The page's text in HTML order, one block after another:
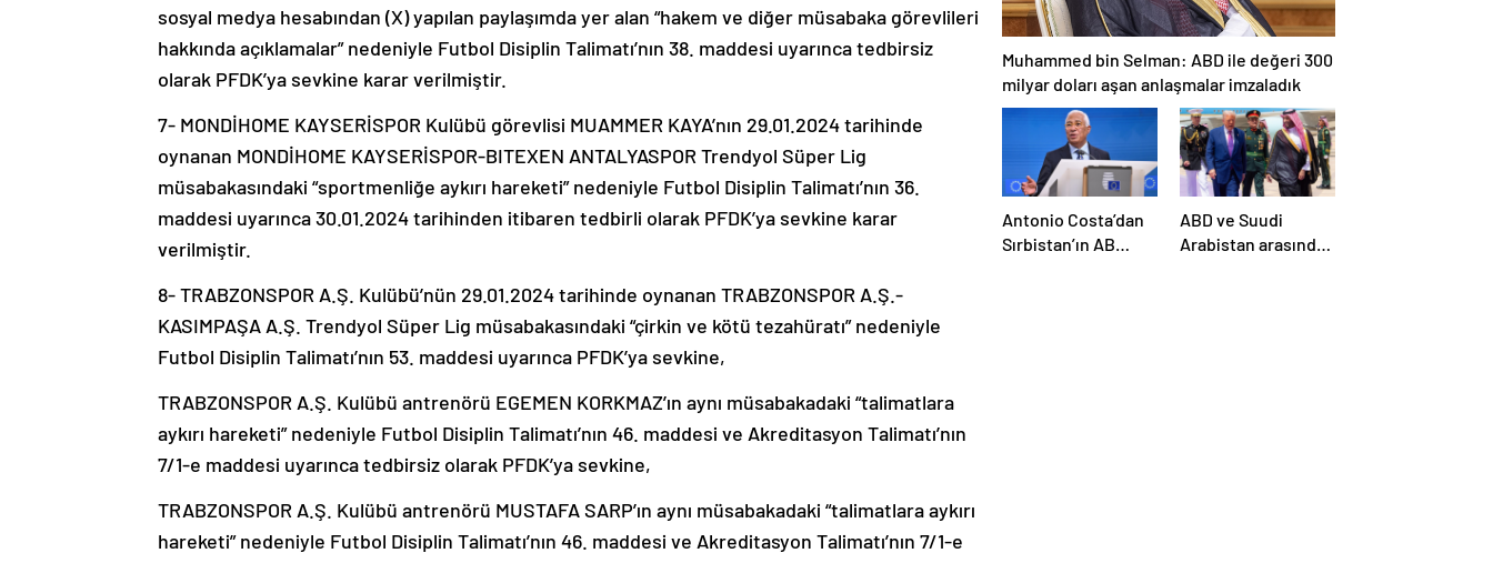
sosyal medya hesabından (X) yapılan paylaşımda yer alan “hakem ve diğer müsabaka görevlileri
hakkında açıklamalar” nedeniyle Futbol Disiplin Talimatı’nın 38. maddesi uyarınca tedbirsiz
olarak PFDK’ya sevkine karar verilmiştir.
7- MONDİHOME KAYSERİSPOR Kulübü görevlisi MUAMMER KAYA’nın 29.01.2024 tarihinde
oynanan MONDİHOME KAYSERİSPOR-BITEXEN ANTALYASPOR Trendyol Süper Lig
müsabakasındaki “sportmenliğe aykırı hareketi” nedeniyle Futbol Disiplin Talimatı’nın 36.
maddesi uyarınca 30.01.2024 tarihinden itibaren tedbirli olarak PFDK’ya sevkine karar
verilmiştir.
8- TRABZONSPOR A.Ş. Kulübü’nün 29.01.2024 tarihinde oynanan TRABZONSPOR A.Ş.-
KASIMPAŞA A.Ş. Trendyol Süper Lig müsabakasındaki “çirkin ve kötü tezahüratı” nedeniyle
Futbol Disiplin Talimatı’nın 53. maddesi uyarınca PFDK’ya sevkine,
TRABZONSPOR A.Ş. Kulübü antrenörü EGEMEN KORKMAZ’ın aynı müsabakadaki “talimatlara
aykırı hareketi” nedeniyle Futbol Disiplin Talimatı’nın 46. maddesi ve Akreditasyon Talimatı’nın
7/1-e maddesi uyarınca tedbirsiz olarak PFDK’ya sevkine,
TRABZONSPOR A.Ş. Kulübü antrenörü MUSTAFA SARP’ın aynı müsabakadaki “talimatlara aykırı
hareketi” nedeniyle Futbol Disiplin Talimatı’nın 46. maddesi ve Akreditasyon Talimatı’nın 7/1-e
Muhammed bin Selman: ABD ile değeri 300
milyar doları aşan anlaşmalar imzaladık
Antonio Costa’dan
Sırbistan’ın AB
ABD ve Suudi
Arabistan arasında